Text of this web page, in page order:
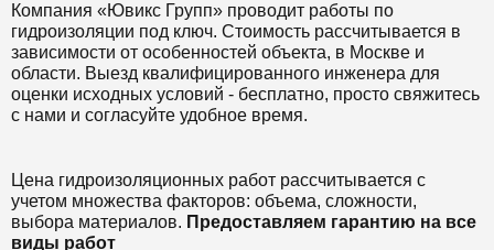
Компания «Ювикс Групп» проводит работы по
гидроизоляции под ключ. Стоимость рассчитывается в
зависимости от особенностей объекта, в Москве и
области. Выезд квалифицированного инженера для
оценки исходных условий - бесплатно, просто свяжитесь
с нами и согласуйте удобное время.
Цена гидроизоляционных работ рассчитывается с
учетом множества факторов: объема, сложности,
выбора материалов. Предоставляем гарантию на все
виды работ